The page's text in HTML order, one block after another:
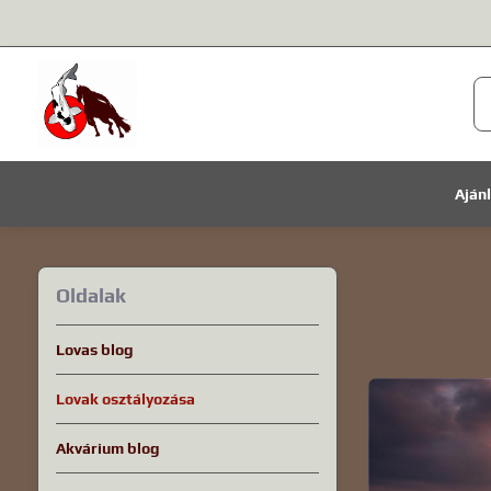
Oldalak
Lovas blog
Lovak osztályozása
Akvárium blog